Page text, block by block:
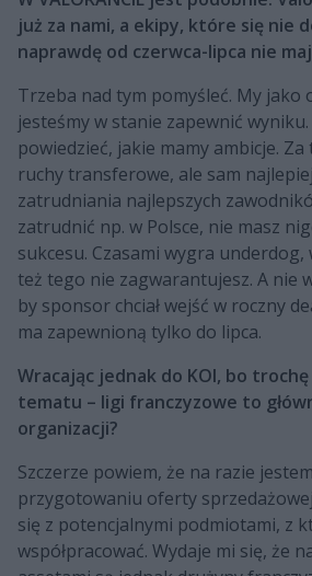
już za nami, a ekipy, które się nie
naprawdę od czerwca-lipca nie
Trzeba nad tym pomyśleć. My jako
jesteśmy w stanie zapewnić
powiedzieć, jakie mamy ambicje.
ruchy transferowe, ale sam
zatrudniania najlepszych
zatrudnić np. w Polsce, nie masz
sukcesu. Czasami wygra
też tego nie zagwarantujesz. A nie
by sponsor chciał wejść w roczny
ma zapewnioną tylko do lipca.
Wracając jednak do KOI, bo
tematu – ligi franczyzowe to
organizacji?
Szczerze powiem, że na razie
przygotowaniu oferty
się z potencjalnymi podmiotami, z
współpracować. Wydaje mi się, że